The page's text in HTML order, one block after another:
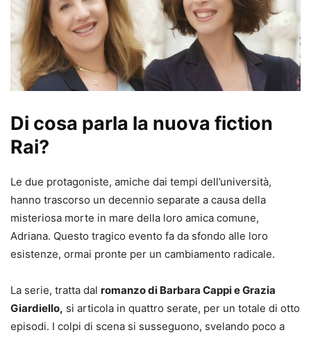
Di cosa parla la nuova fiction
Rai?
Le due protagoniste, amiche dai tempi dell’università,
hanno trascorso un decennio separate a causa della
misteriosa morte in mare della loro amica comune,
Adriana. Questo tragico evento fa da sfondo alle loro
esistenze, ormai pronte per un cambiamento radicale.
La serie, tratta dal romanzo di Barbara Cappi e Grazia
Giardiello, si articola in quattro serate, per un totale di otto
episodi. I colpi di scena si susseguono, svelando poco a